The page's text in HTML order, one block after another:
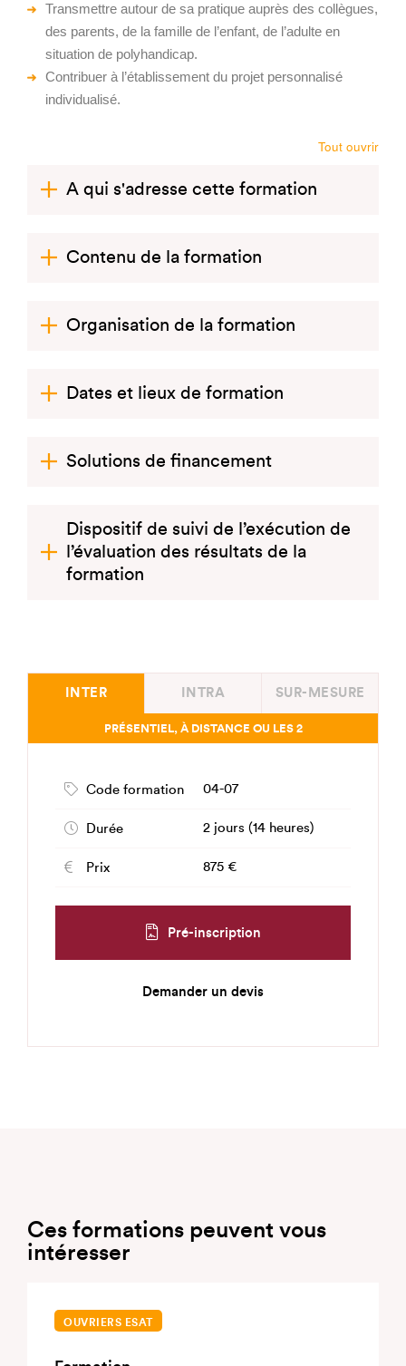
Transmettre autour de sa pratique auprès des collègues,
des parents, de la famille de l’enfant, de l’adulte en
situation de polyhandicap.
Contribuer à l’établissement du projet personnalisé
individualisé.
Tout ouvrir
A qui s'adresse cette formation
Contenu de la formation
Organisation de la formation
Dates et lieux de formation
Solutions de financement
Dispositif de suivi de l’exécution de
l’évaluation des résultats de la
formation
INTER INTRA SUR-MESURE
PRÉSENTIEL, À DISTANCE OU LES 2
Code formation 04-07
Durée 2 jours (14 heures)
Prix 875 €
Pré-inscription
Demander un devis
Ces formations peuvent vous
intéresser
OUVRIERS ESAT